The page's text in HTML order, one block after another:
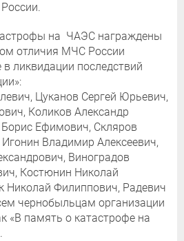
на ЧАЭС награждены
отличия МЧС России
ликвидации последствий
Цуканов Сергей Юрьевич,
Коликов Александр
Ефимович, Скляров
Владимир Алексеевич,
Виноградов
Костюнин Николай
Николай Филиппович, Радевич
чернобыльцам организации
«В память о катастрофе на